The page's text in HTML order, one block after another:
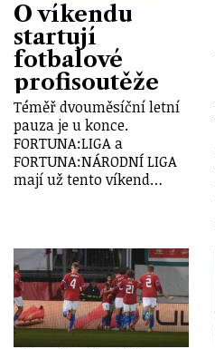
O víkendu
startují
fotbalové
profisoutěže
Téměř dvouměsíční letní
pauza je u konce.
FORTUNA:LIGA a
FORTUNA:NÁRODNÍ LIGA
mají už tento víkend…